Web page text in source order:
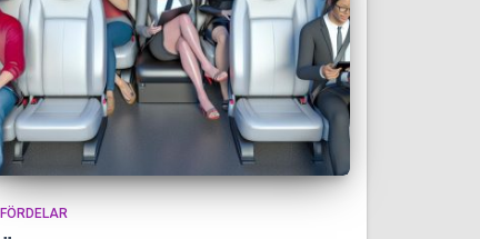
FÖRDELAR